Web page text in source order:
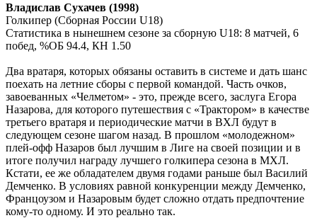
Владислав Сухачев (1998)
Голкипер (Сборная России U18)
Статистика в нынешнем сезоне за сборную U18: 8 матчей, 6
побед, %ОБ 94.4, КН 1.50
Два вратаря, которых обязаны оставить в системе и дать шанс
поехать на летние сборы с первой командой. Часть очков,
завоеванных «Челметом» - это, прежде всего, заслуга Егора
Назарова, для которого путешествия с «Трактором» в качестве
третьего вратаря и периодические матчи в ВХЛ будут в
следующем сезоне шагом назад. В прошлом «молодежном»
плей-офф Назаров был лучшим в Лиге на своей позиции и в
итоге получил награду лучшего голкипера сезона в МХЛ.
Кстати, ее же обладателем двумя годами раньше был Василий
Демченко. В условиях равной конкуренции между Демченко,
Францоузом и Назаровым будет сложно отдать предпочтение
кому-то одному. И это реально так.